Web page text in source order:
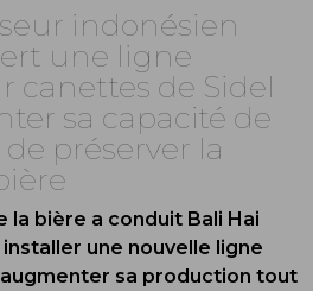
indonésien
une ligne
canettes de Sidel
sa capacité de
préserver la
la bière a conduit Bali Hai
une nouvelle ligne
sa production tout